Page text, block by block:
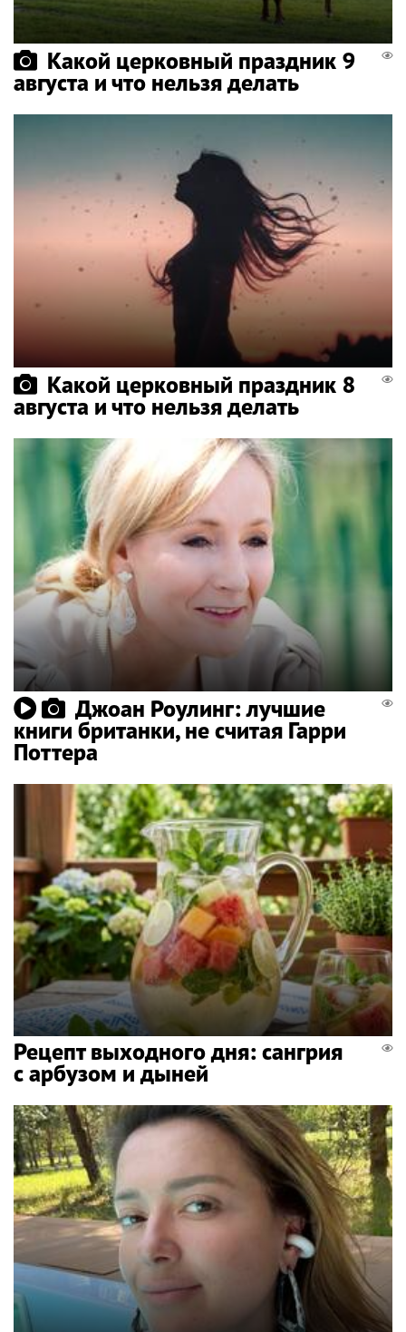
Какой церковный праздник 9
августа и что нельзя делать
Какой церковный праздник 8
августа и что нельзя делать
Джоан Роулинг: лучшие
книги британки, не считая Гарри
Поттера
Рецепт выходного дня: сангрия
с арбузом и дыней